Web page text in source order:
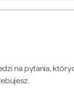
na pytania,